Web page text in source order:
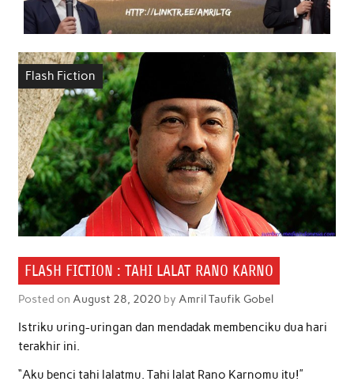
Flash Fiction
FLASH FICTION : TAHI LALAT RANO KARNO
Posted on August 28, 2020by Amril Taufik Gobel
Istriku uring-uringan dan mendadak membenciku dua hari
terakhir ini.
“Aku benci tahi lalatmu. Tahi lalat Rano Karnomu itu!”